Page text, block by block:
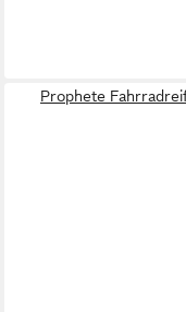
Prophete